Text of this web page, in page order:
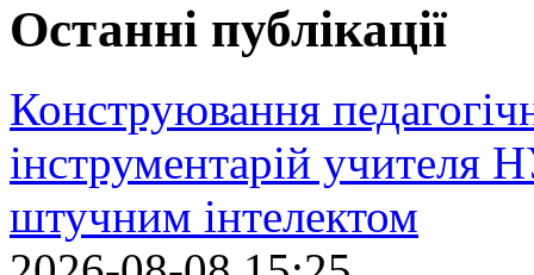
Останні публікації
Конструювання
інструментарій учителя
штучним інтелектом